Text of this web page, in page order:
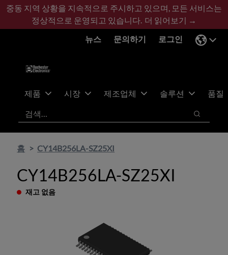
기
콘
바
글
중동 지역 상황을 지속적으로 주시하고 있으며, 모든 서비스는
정상적으로 운영되고 있습니다. 더 읽어보기 →
뉴스
문의하기 로그인
제품 시장 제조업체 솔루션
품질
검색
검색
홈 CY14B256LA-SZ25XI
CY14B256LA-SZ25XI
재고 없음